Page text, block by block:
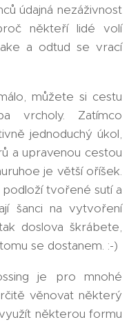
údajná nezáživnost
někteří lidé volí
a odtud se vrací
můžete si cestu
vrcholy. Zatímco
jednoduchý úkol,
a upravenou cestou
je větší oříšek.
tvořené sutí a
šanci na vytvoření
doslova škrábete,
se dostanem. :-)
je pro mnohé
věnovat některý
některou formu